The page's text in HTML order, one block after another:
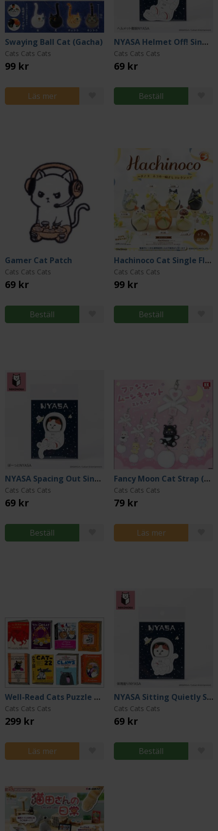
Swaying Ball Cat (Gacha)
Cats Cats Cats
99 kr
Läs mer
NYASA Helmet Off! Single Sticker
Cats Cats Cats
69 kr
Beställ
Gamer Cat Patch
Cats Cats Cats
69 kr
Beställ
Hachinoco Cat Single Flower Vase (Gacha)
Cats Cats Cats
99 kr
Beställ
NYASA Spacing Out Single Sticker
Cats Cats Cats
69 kr
Beställ
Fancy Moon Cat Strap (Gacha)
Cats Cats Cats
79 kr
Läs mer
Well-Read Cats Puzzle 1000 pcs
Cats Cats Cats
299 kr
Läs mer
NYASA Sitting Quietly Single Sticker
Cats Cats Cats
69 kr
Beställ